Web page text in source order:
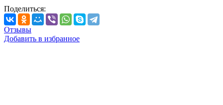
Поделиться:
Отзывы
Добавить в избранное